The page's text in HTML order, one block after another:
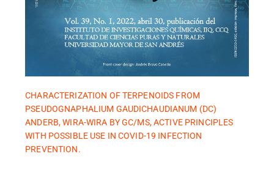
CHARACTERIZATION OF TERPENOIDS FROM
PSEUDOGNAPHALIUM GAUDICHAUDIANUM (DC)
ANDERB, WIRA-WIRA BY GC/MS, ACTIVE PRINCIPLES
WITH POSSIBLE USE IN COVID-19 INFECTION
PREVENTION.